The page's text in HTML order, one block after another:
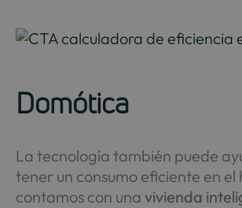
Domótica
La tecnología también puede
tener un consumo eficiente en el
contamos con una vivienda